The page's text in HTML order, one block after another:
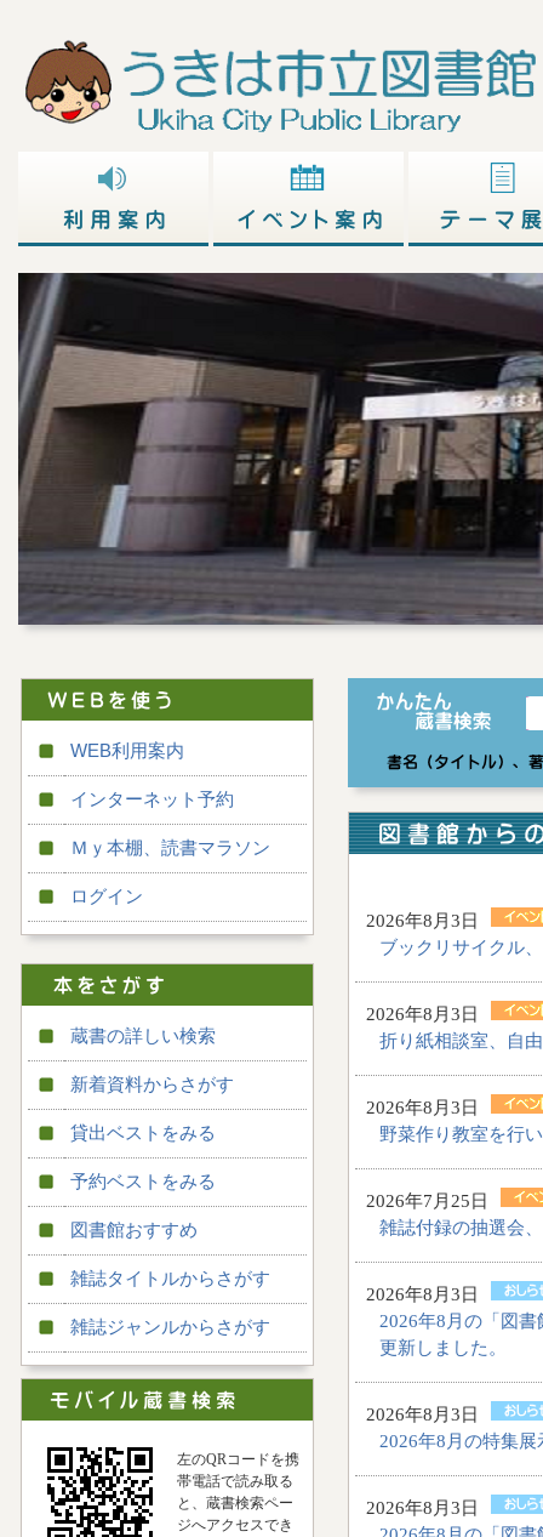
WEB利用案内
インターネット予約
Ｍｙ本棚、読書マラソン
ログイン
蔵書の詳しい検索
新着資料からさがす
貸出ベストをみる
予約ベストをみる
図書館おすすめ
雑誌タイトルからさがす
雑誌ジャンルからさがす
左のQRコードを携
帯電話で読み取る
と、蔵書検索ペー
ジへアクセスでき
2026年8月3日
ブックリサイクル
2026年8月3日
折り紙相談室、自
2026年8月3日
野菜作り教室を行
2026年7月25日
雑誌付録の抽選会
2026年8月3日
2026年8月の「図
更新しました。
2026年8月3日
2026年8月の特集
2026年8月3日